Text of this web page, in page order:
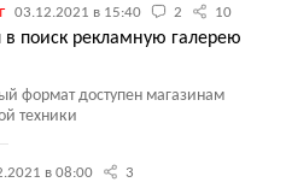
03.12.2021 в 15:40 2 10
в поиск рекламную галерею
формат доступен магазинам
техники
в 08:00 3